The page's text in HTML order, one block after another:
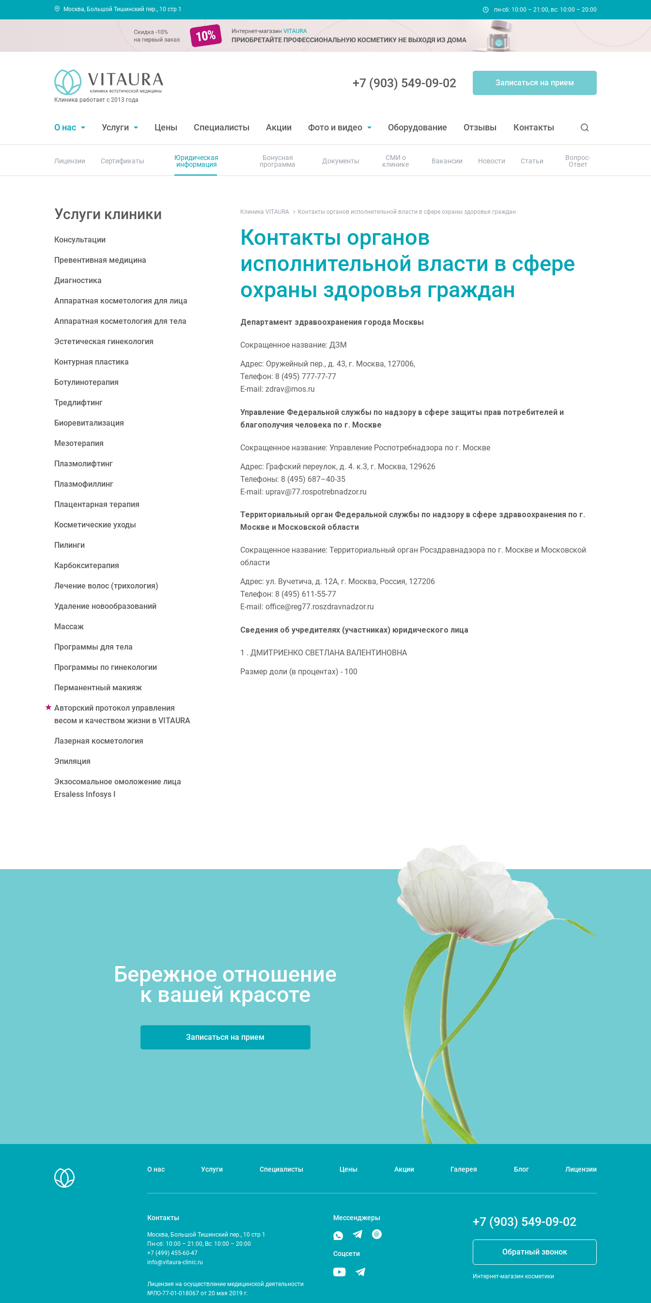
Москва, Большой Тишинский пер., 10 стр 1 пн-сб: 10:00 – 21:00, вс: 10:00 – 20:00
+7 (903) 549-09-02 Записаться на прием
Клиника работает с 2013 года
О нас Услуги Цены Специалисты Акции Фото и видео Оборудование Отзывы Контакты
Лицензии Сертификаты
Юридическая
информация
Бонусная
программа
Документы
СМИ о
клинике
Вакансии Новости Статьи
Вопрос-
Ответ
Клиника VITAURA Контакты органов исполнительной власти в сфере охраны здоровья граждан
Контакты органов
исполнительной власти в сфере
охраны здоровья граждан
Департамент здравоохранения города Москвы
Сокращенное название: ДЗМ
Адрес: Оружейный пер., д. 43, г. Москва, 127006,
Телефон: 8 (495) 777-77-77
E-mail: zdrav@mos.ru
Управление Федеральной службы по надзору в сфере защиты прав потребителей и
благополучия человека по г. Москве
Сокращенное название: Управление Роспотребнадзора по г. Москве
Адрес: Графский переулок, д. 4. к.3, г. Москва, 129626
Телефоны: 8 (495) 687–40-35
E-mail: uprav@77.rospotrebnadzor.ru
Территориальный орган Федеральной службы по надзору в сфере здравоохранения по г.
Москве и Московской области
Сокращенное название: Территориальный орган Росздравнадзора по г. Москве и Московской
области
Адрес: ул. Вучетича, д. 12А, г. Москва, Россия, 127206
Телефон: 8 (495) 611-55-77
E-mail: office@reg77.roszdravnadzor.ru
Сведения об учредителях (участниках) юридического лица
1 . ДМИТРИЕНКО СВЕТЛАНА ВАЛЕНТИНОВНА
Размер доли (в процентах) - 100
Услуги клиники
Консультации
Превентивная медицина
Диагностика
Аппаратная косметология для лица
Аппаратная косметология для тела
Эстетическая гинекология
Контурная пластика
Ботулинотерапия
Тредлифтинг
Биоревитализация
Мезотерапия
Плазмолифтинг
Плазмофиллинг
Плацентарная терапия
Косметические уходы
Пилинги
Карбокситерапия
Лечение волос (трихология)
Удаление новообразований
Массаж
Программы для тела
Программы по гинекологии
Перманентный макияж
Авторский протокол управления
весом и качеством жизни в VITAURA
Лазерная косметология
Эпиляция
Экзосомальное омоложение лица
Ersaless Infosys I
Бережное отношение
к вашей красоте
Записаться на прием
О нас Услуги Специалисты Цены Акции Галерея Блог Лицензии
Контакты
Москва, Большой Тишинский пер., 10 стр 1
Пн-сб: 10:00 – 21:00, Вс: 10:00 – 20:00
+7 (499) 455-60-47
info@vitaura-clinic.ru
Лицензия на осуществление медицинской деятельности
№ЛО-77-01-018067 от 20 мая 2019 г.
Мессенджеры
Соцсети
+7 (903) 549-09-02
Обратный звонок
Интернет-магазин косметики